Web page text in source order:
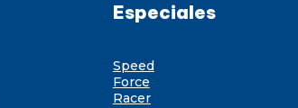
Especiales
Speed
Force
Racer